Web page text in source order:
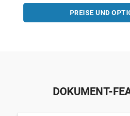
PREISE UND
DOKUMENT-